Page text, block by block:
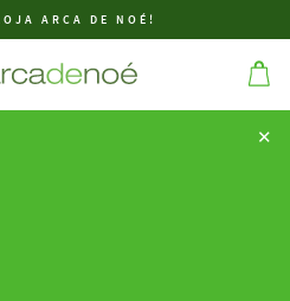
ARCA DE NOÉ!
✕